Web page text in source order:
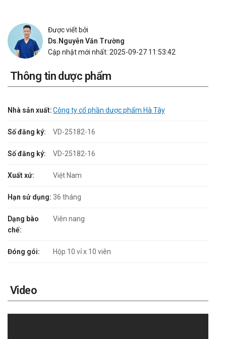
Được viết bởi
Ds.Nguyễn Văn Trường
Cập nhật mới nhất: 2025-09-27 11:53:42
Thông tin dược phẩm
Nhà sản xuất:Công ty cổ phần dược phẩm Hà Tây
Số đăng ký: VD-25182-16
Số đăng ký: VD-25182-16
Xuất xứ: Việt Nam
Hạn sử dụng: 36 tháng
Dạng bào
chế:
Viên nang
Đóng gói: Hộp 10 vỉ x 10 viên
Video